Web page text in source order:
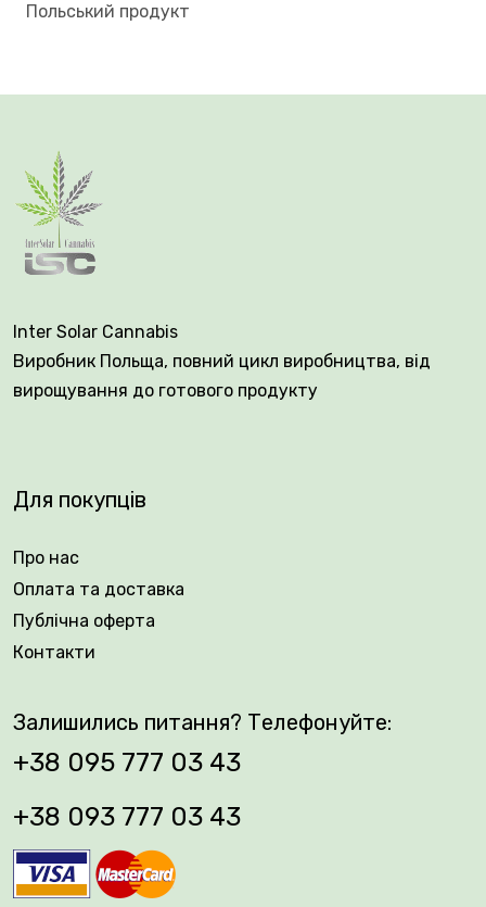
Польський продукт
Inter Solar Cannabis
Виробник Польща, повний цикл виробництва, від
вирощування до готового продукту
Для покупців
Про нас
Оплата та доставка
Публічна оферта
Контакти
Залишились питання? Телефонуйте:
+38 095 777 03 43
+38 093 777 03 43